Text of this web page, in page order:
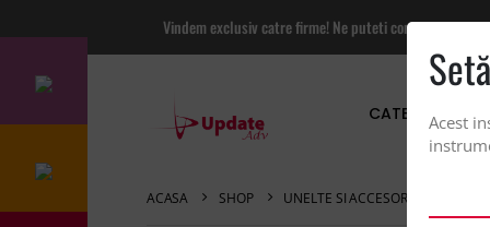
Vindem exclusiv catre firme! Ne puteti contacta
CATEGORII
ACASA SHOP UNELTE SI ACCESORII PRACTICE
Acest